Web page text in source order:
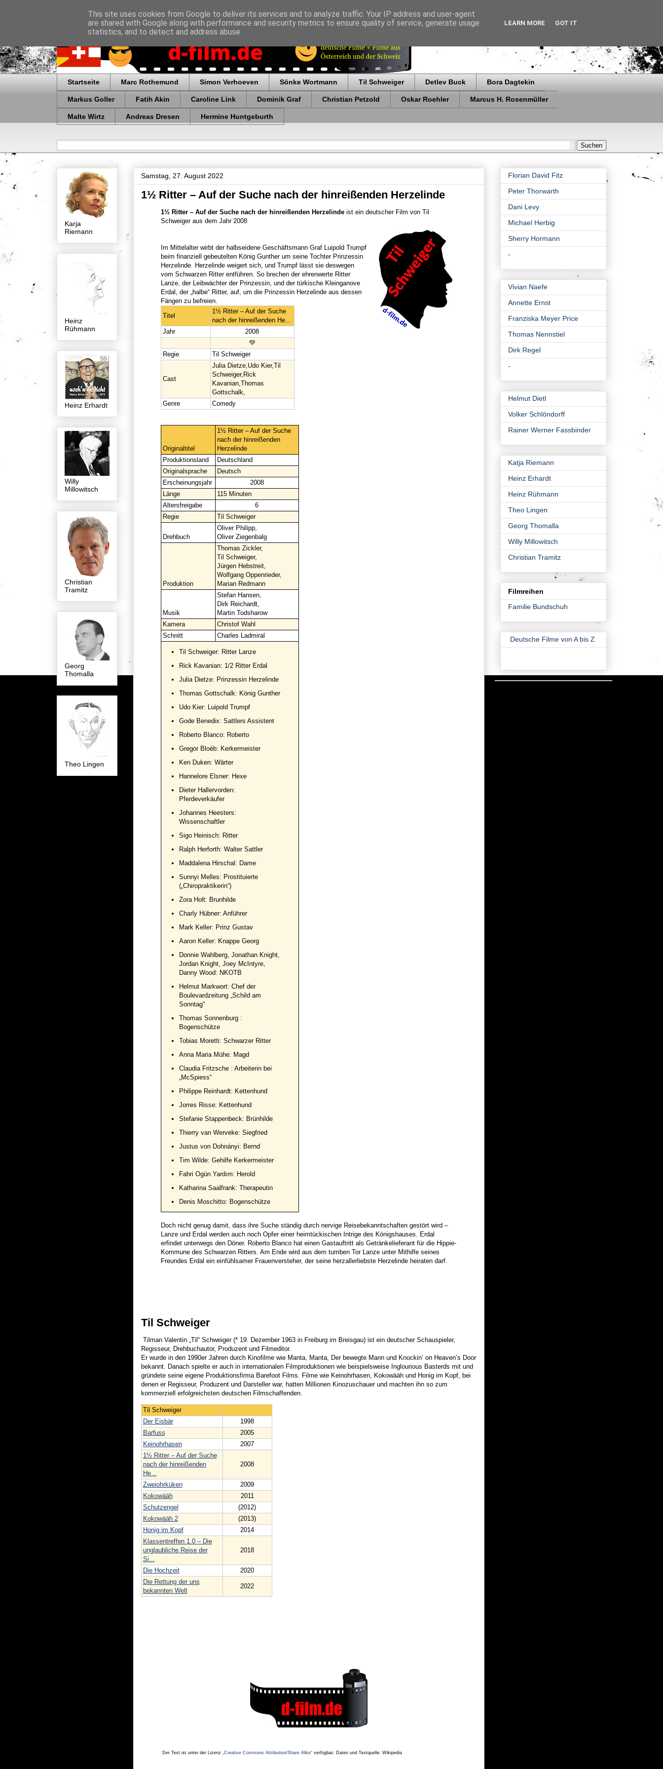
Startseite Marc Rothemund Simon Verhoeven Sönke Wortmann Til Schweiger Detlev Buck Bora Dagtekin
Markus Goller Fatih Akin Caroline Link Dominik Graf Christian Petzold Oskar Roehler Marcus H. Rosenmüller
Malte Wirtz Andreas Dresen Hermine Huntgeburth
Samstag, 27. August 2022
1½ Ritter – Auf der Suche nach der hinreißenden Herzelinde
1½ Ritter – Auf der Suche nach der hinreißenden Herzelinde ist ein deutscher Film von Til
Schweiger aus dem Jahr 2008
Im Mittelalter wirbt der halbseidene Geschäftsmann Graf Luipold Trumpf
beim finanziell gebeutelten König Gunther um seine Tochter Prinzessin
Herzelinde. Herzelinde weigert sich, und Trumpf lässt sie deswegen
vom Schwarzen Ritter entführen. So brechen der ehrenwerte Ritter
Lanze, der Leibwächter der Prinzessin, und der türkische Kleinganove
Erdal, der „halbe“ Ritter, auf, um die Prinzessin Herzelinde aus dessen
Fängen zu befreien.
Titel
1½ Ritter – Auf der Suche
nach der hinreißenden He...
Jahr
2008
💚
Regie
Til Schweiger
Cast
Julia Dietze,Udo Kier,Til
Schweiger,Rick
Kavanian,Thomas
Gottschalk,
Genre
Comedy
Originaltitel
1½ Ritter – Auf der Suche
nach der hinreißenden
Herzelinde
Produktionsland
Deutschland
Originalsprache
Deutsch
Erscheinungsjahr
2008
Länge
115 Minuten
Altersfreigabe
6
Regie
Til Schweiger
Drehbuch
Oliver Philipp,
Oliver Ziegenbalg
Produktion
Thomas Zickler,
Til Schweiger,
Jürgen Hebstreit,
Wolfgang Oppenrieder,
Marian Redmann
Musik
Stefan Hansen,
Dirk Reichardt,
Martin Todsharow
Kamera
Christof Wahl
Schnitt
Charles Ladmiral
Til Schweiger: Ritter Lanze
Rick Kavanian: 1/2 Ritter Erdal
Julia Dietze: Prinzessin Herzelinde
Thomas Gottschalk: König Gunther
Udo Kier: Luipold Trumpf
Gode Benedix: Sattlers Assistent
Roberto Blanco: Roberto
Gregor Bloéb: Kerkermeister
Ken Duken: Wärter
Hannelore Elsner: Hexe
Dieter Hallervorden:
Pferdeverkäufer
Johannes Heesters:
Wissenschaftler
Sigo Heinisch: Ritter
Ralph Herforth: Walter Sattler
Maddalena Hirschal: Dame
Sunnyi Melles: Prostituierte
(„Chiropraktikerin“)
Zora Holt: Brunhilde
Charly Hübner: Anführer
Mark Keller: Prinz Gustav
Aaron Keller: Knappe Georg
Donnie Wahlberg, Jonathan Knight,
Jordan Knight, Joey McIntyre,
Danny Wood: NKOTB
Helmut Markwort: Chef der
Boulevardzeitung „Schild am
Sonntag“
Thomas Sonnenburg :
Bogenschütze
Tobias Moretti: Schwarzer Ritter
Anna Maria Mühe: Magd
Claudia Fritzsche : Arbeiterin bei
„McSpiess“
Philippe Reinhardt: Kettenhund
Jorres Risse: Kettenhund
Stefanie Stappenbeck: Brünhilde
Thierry van Werveke: Siegfried
Justus von Dohnányi: Bernd
Tim Wilde: Gehilfe Kerkermeister
Fahri Ogün Yardım: Herold
Katharina Saalfrank: Therapeutin
Denis Moschitto: Bogenschütze
Doch nicht genug damit, dass ihre Suche ständig durch nervige Reisebekanntschaften gestört wird –
Lanze und Erdal werden auch noch Opfer einer heimtückischen Intrige des Königshauses. Erdal
erfindet unterwegs den Döner. Roberto Blanco hat einen Gastauftritt als Getränkelieferant für die Hippie-
Kommune des Schwarzen Ritters. Am Ende wird aus dem tumben Tor Lanze unter Mithilfe seines
Freundes Erdal ein einfühlsamer Frauenversteher, der seine herzallerliebste Herzelinde heiraten darf.
Til Schweiger
Tilman Valentin „Til“ Schweiger (* 19. Dezember 1963 in Freiburg im Breisgau) ist ein deutscher Schauspieler,
Regisseur, Drehbuchautor, Produzent und Filmeditor.
Er wurde in den 1990er Jahren durch Kinofilme wie Manta, Manta, Der bewegte Mann und Knockin’ on Heaven’s Door
bekannt. Danach spielte er auch in internationalen Filmproduktionen wie beispielsweise Inglourious Basterds mit und
gründete seine eigene Produktionsfirma Barefoot Films. Filme wie Keinohrhasen, Kokowääh und Honig im Kopf, bei
denen er Regisseur, Produzent und Darsteller war, hatten Millionen Kinozuschauer und machten ihn so zum
kommerziell erfolgreichsten deutschen Filmschaffenden.
Til Schweiger
Der Eisbär
1998
Barfuss
2005
Keinohrhasen
2007
1½ Ritter – Auf der Suche
nach der hinreißenden
He...
2008
Zweiohrküken
2009
Kokowääh
2011
Schutzengel
(2012)
Kokowääh 2
(2013)
Honig im Kopf
2014
Klassentreffen 1.0 – Die
unglaubliche Reise der
Si...
2018
Die Hochzeit
2020
Die Rettung der uns
bekannten Welt
2022
Der Text ist unter der Lizenz „Creative Commons Attribution/Share Alike“verfügbar; Daten und Textquelle: Wikipedia
Karja
Riemann
Heinz
Rühmann
Heinz Erhardt
Willy
Millowitsch
Christian
Tramitz
Georg
Thomalla
Theo Lingen
Florian David Fitz
Peter Thorwarth
Dani Levy
Michael Herbig
Sherry Hormann
-
Vivian Naefe
Annette Ernst
Franziska Meyer Price
Thomas Nennstiel
Dirk Regel
-
Helmut Dietl
Volker Schlöndorff
Rainer Werner Fassbinder
Katja Riemann
Heinz Erhardt
Heinz Rühmann
Theo Lingen
Georg Thomalla
Willy Millowitsch
Christian Tramitz
Filmreihen
Familie Bundschuh
Deutsche Filme von A bis Z
This site uses cookies from Google to deliver its services and to analyze traffic. Your IP address and user-agent
are shared with Google along with performance and security metrics to ensure quality of service, generate usage
statistics, and to detect and address abuse.
LEARN MORE GOT IT